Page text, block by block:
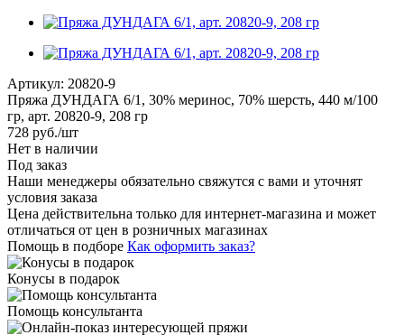
Артикул: 20820-9
Пряжа ДУНДАГА 6/1, 30% меринос, 70% шерсть, 440 м/100
гр, арт. 20820-9, 208 гр
728 руб./шт
Нет в наличии
Под заказ
Наши менеджеры обязательно свяжутся с вами и уточнят
условия заказа
Цена действительна только для интернет-магазина и может
отличаться от цен в розничных магазинах
Помощь в подборе Как оформить заказ?
Конусы в подарок
Помощь консультанта